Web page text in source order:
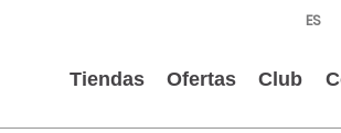
Tiendas Ofertas Club